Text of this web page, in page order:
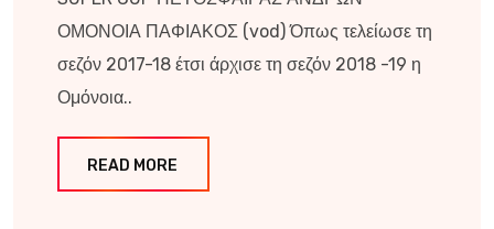
ΟΜΟΝΟΙΑ ΠΑΦΙΑΚΟΣ (vod) Όπως τελείωσε τη
σεζόν 2017-18 έτσι άρχισε τη σεζόν 2018 -19 η
Ομόνοια..
READ MORE